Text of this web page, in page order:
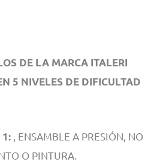
DE LA MARCA ITALERI
5 NIVELES DE DIFICULTAD
1: , ENSAMBLE A PRESIÓN, NO
O PINTURA.